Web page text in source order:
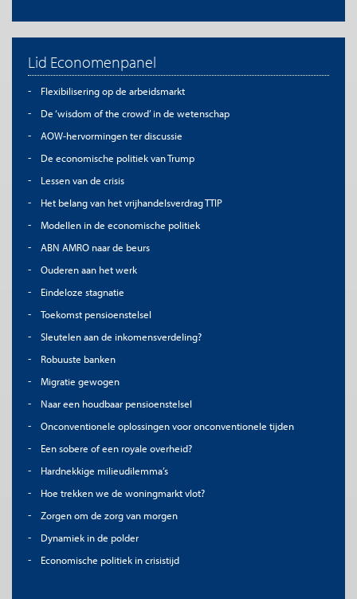
Lid Economenpanel
Flexibilisering op de arbeidsmarkt
De ‘wisdom of the crowd’ in de wetenschap
AOW-hervormingen ter discussie
De economische politiek van Trump
Lessen van de crisis
Het belang van het vrijhandelsverdrag TTIP
Modellen in de economische politiek
ABN AMRO naar de beurs
Ouderen aan het werk
Eindeloze stagnatie
Toekomst pensioenstelsel
Sleutelen aan de inkomensverdeling?
Robuuste banken
Migratie gewogen
Naar een houdbaar pensioenstelsel
Onconventionele oplossingen voor onconventionele tijden
Een sobere of een royale overheid?
Hardnekkige milieudilemma’s
Hoe trekken we de woningmarkt vlot?
Zorgen om de zorg van morgen
Dynamiek in de polder
Economische politiek in crisistijd